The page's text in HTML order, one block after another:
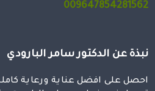
009647854281562
نبذة عن الدكتور سامر البارودي
احصل على افضل عناية ورعاية